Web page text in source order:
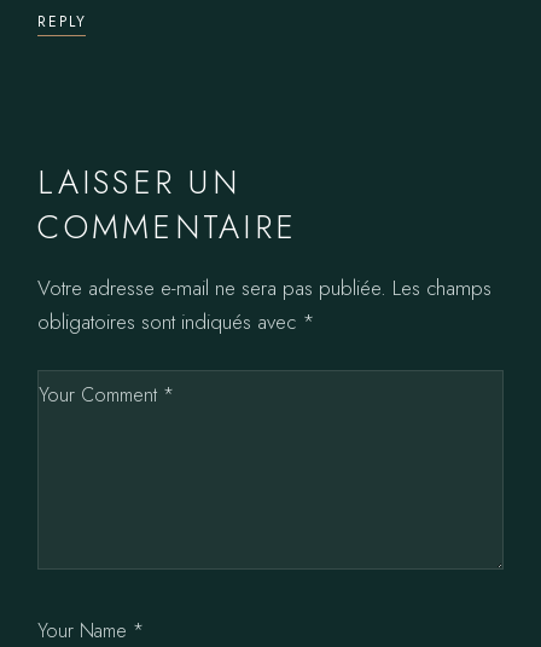
REPLY
LAISSER UN
COMMENTAIRE
Votre adresse e-mail ne sera pas publiée. Les champs
obligatoires sont indiqués avec *